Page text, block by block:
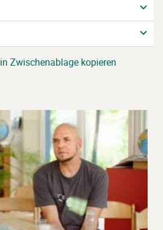
in Zwischenablage kopieren